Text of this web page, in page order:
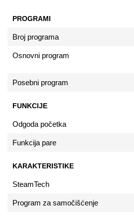
PROGRAMI
Broj programa
Osnovni program
Posebni program
FUNKCIJE
Odgoda početka
Funkcija pare
KARAKTERISTIKE
SteamTech
Program za samočišćenje